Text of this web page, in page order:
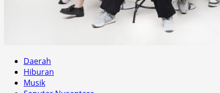
Daerah
Hiburan
Musik